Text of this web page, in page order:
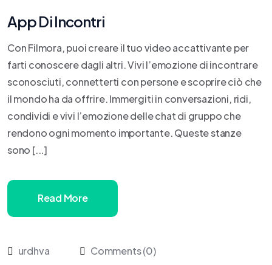
App Di Incontri
Con Filmora, puoi creare il tuo video accattivante per
farti conoscere dagli altri. Vivi l’emozione di incontrare
sconosciuti, connetterti con persone e scoprire ciò che
il mondo ha da offrire. Immergiti in conversazioni, ridi,
condividi e vivi l’emozione delle chat di gruppo che
rendono ogni momento importante. Queste stanze
sono [...]
Read More
urdhva
Comments (0)